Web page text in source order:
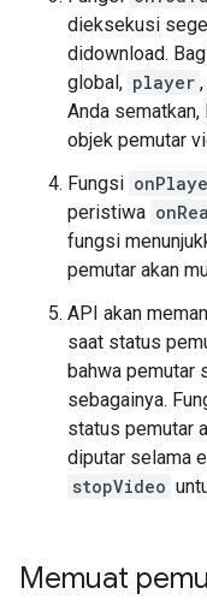
dieksekusi
didownload.
global, player
Anda
objek pemutar
Fungsi
peristiwa
fungsi
pemutar akan
API akan
saat status
bahwa pemutar
sebagainya.
status pemutar
diputar selama
stopVideo
Memuat